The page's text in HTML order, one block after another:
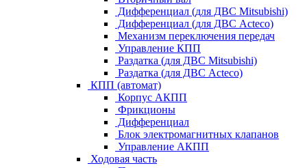
Дифференциал (для ДВС Mitsubishi)
Дифференциал (для ДВС Acteco)
Механизм переключения передач
Управление КПП
Раздатка (для ДВС Mitsubishi)
Раздатка (для ДВС Acteco)
КПП (автомат)
Корпус АКПП
Фрикционы
Дифференциал
Блок электромагнитных клапанов
Управление АКПП
Ходовая часть